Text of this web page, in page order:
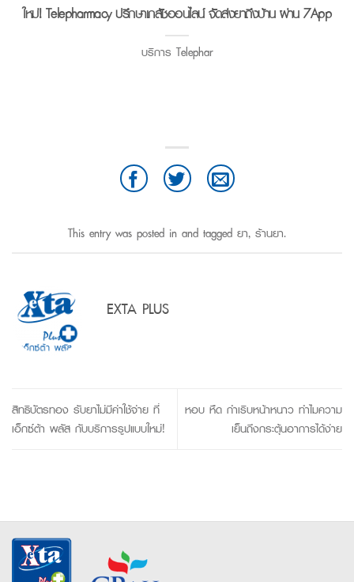
ใหม่! Telepharmacy ปรึกษาเภสัชออนไลน์ จัดส่งยาถึงบ้าน ผ่าน 7App
บริการ Telephar
This entry was posted in and tagged ยา, ร้านยา.
EXTA PLUS
สิทธิบัตรทอง รับยาไม่มีค่าใช้จ่าย ที่
เอ็กซ์ต้า พลัส กับบริการรูปแบบใหม่!
หอบ หืด กำเริบหน้าหนาว ทำไมความ
เย็นถึงกระตุ้นอาการได้ง่าย